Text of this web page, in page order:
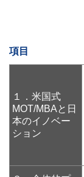
項目
１．米国式
MOT/MBAと日
本のイノベー
ション